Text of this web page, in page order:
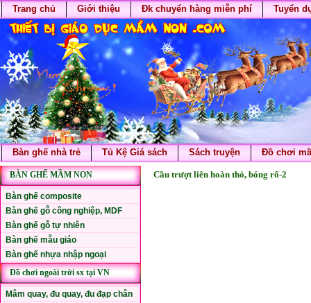
Trang chủ Giới thiệu Đk chuyển hàng miễn phí Tuyển
Bàn ghế nhà trẻ Tủ Kệ Giá sách Sách truyện Đồ chơi
BÀN GHẾ MẦM NON
Bàn ghế composite
Bàn ghế gỗ công nghiệp, MDF
Bàn ghế gỗ tự nhiên
Bàn ghế mẫu giáo
Bàn ghế nhựa nhập ngoại
Đồ chơi ngoài trời sx tại VN
Mâm quay, đu quay, đu đạp chân
Cầu trượt liên hoàn thỏ, bóng rổ-2